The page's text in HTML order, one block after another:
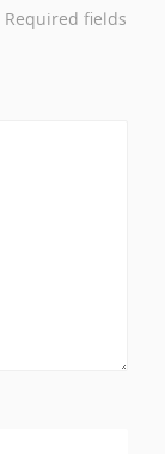
Required fields